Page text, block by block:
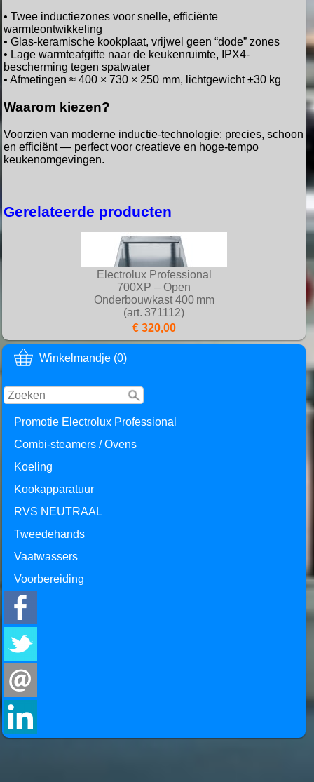
Winkelmandje (0)
Promotie Electrolux Professional
Combi-steamers / Ovens
Koeling
Kookapparatuur
RVS NEUTRAAL
Tweedehands
Vaatwassers
Voorbereiding
• Twee inductiezones voor snelle, efficiënte
warmteontwikkeling
• Glas-keramische kookplaat, vrijwel geen “dode” zones
• Lage warmteafgifte naar de keukenruimte, IPX4-
bescherming tegen spatwater
• Afmetingen ≈ 400 × 730 × 250 mm, lichtgewicht ±30 kg
Waarom kiezen?
Voorzien van moderne inductie-technologie: precies, schoon
en efficiënt — perfect voor creatieve en hoge-tempo
keukenomgevingen.
Gerelateerde producten
Electrolux Professional
700XP – Open
Onderbouwkast 400 mm
(art. 371112)
€ 320,00
Toevoegen aan winkelmandje